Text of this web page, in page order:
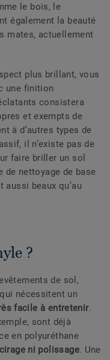
le bois, le
également la beauté
mates, actuellement
plus brillant, vous
une finition
consistera
et exempts de
à d’autres types de
il n’existe pas de
faire briller un sol
de nettoyage de base
beaux qu’au
?
de sol,
nécessitent un
facile à entretenir.
sont déjà
en polyuréthane
ni polissage. Une